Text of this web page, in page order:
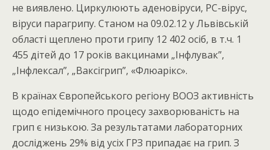
не виявлено. Циркулюють аденовіруси, РС-вірус,
віруси парагрипу. Станом на 09.02.12 у Львівській
області щеплено проти грипу 12 402 осіб, в т.ч. 1
455 дітей до 17 років вакцинами „Інфлувак”,
„Інфлексал”, „Ваксігрип”, «Флюарікс».
В країнах Європейського регіону ВООЗ активність
щодо епідемічного процесу захворюваність на
грип є низькою. За результатами лабораторних
досліджень 29% від усіх ГРЗ припадає на грип. З